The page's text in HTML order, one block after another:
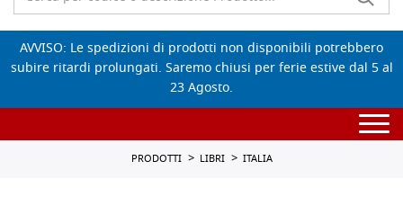
AVVISO: Le spedizioni di prodotti non disponibili potrebbero
subire ritardi prolungati. Saremo chiusi per ferie estive dal 5 al
23 Agosto.
PRODOTTI LIBRI ITALIA